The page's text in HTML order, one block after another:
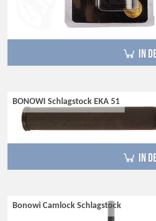
in
BONOWI Schlagstock EKA 51
in
Bonowi Camlock Schlagstock